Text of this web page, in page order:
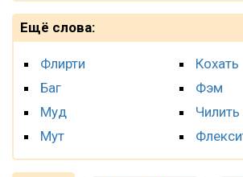
Ещё слова:
Флирти
Баг
Муд
Мут
Кохать
Фэм
Чилить